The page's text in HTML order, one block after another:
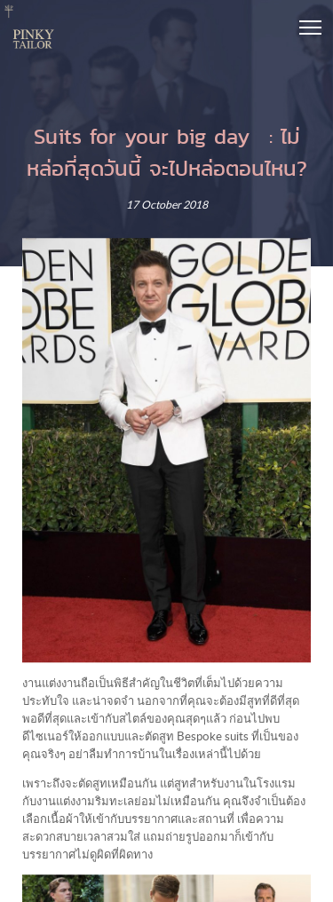
Suits for your big day : ไม่
หล่อที่สุดวันนี้ จะไปหล่อตอนไหน?
17 October 2018
งานแต่งงานถือเป็นพิธีสำคัญในชีวิตที่เต็มไปด้วยความ
ประทับใจ และน่าจดจำ นอกจากที่คุณจะต้องมีสูทที่ดีที่สุด
พอดีที่สุดและเข้ากับสไตล์ของคุณสุดๆแล้ว ก่อนไปพบ
ดีไซเนอร์ให้ออกแบบและตัดสูท Bespoke suits ที่เป็นของ
คุณจริงๆ อย่าลืมทำการบ้านในเรื่องเหล่านี้ไปด้วย
เพราะถึงจะตัดสูทเหมือนกัน แต่สูทสำหรับงานในโรงแรม
กับงานแต่งงามริมทะเลย่อมไม่เหมือนกัน คุณจึงจำเป็นต้อง
เลือกเนื้อผ้าให้เข้ากับบรรยากาศและสถานที่ เพื่อความ
สะดวกสบายเวลาสวมใส่ แถมถ่ายรูปออกมาก็เข้ากับ
บรรยากาศไม่ดูผิดที่ผิดทาง